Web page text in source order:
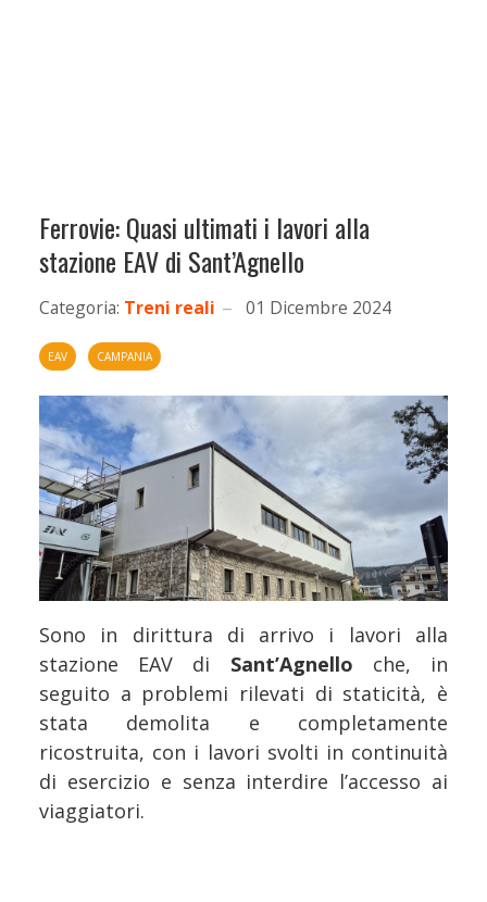
Ferrovie: Quasi ultimati i lavori alla
stazione EAV di Sant’Agnello
Categoria: Treni reali 01 Dicembre 2024
EAV CAMPANIA
Sono in dirittura di arrivo i lavori alla
stazione EAV di Sant’Agnello che, in
seguito a problemi rilevati di staticità, è
stata demolita e completamente
ricostruita, con i lavori svolti in continuità
di esercizio e senza interdire l’accesso ai
viaggiatori.